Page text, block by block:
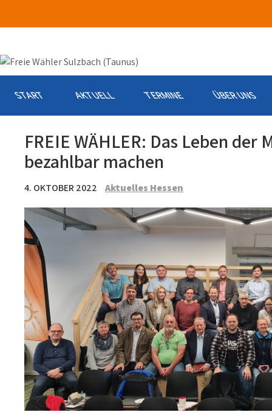
START AKTUELL TERMINE ÜBER UNS
FREIE WÄHLER: Das Leben der
bezahlbar machen
4. OKTOBER 2022 Aktuelles Hessen